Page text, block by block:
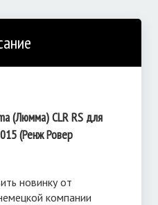
(Люмма) CLR RS для
(Ренж Ровер
новинку от
компании